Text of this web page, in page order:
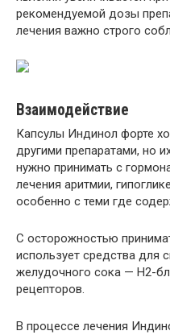
рекомендуемой дозы
лечения важно строго
Взаимодействие
Капсулы Индинол форте
другими препаратами, но
нужно принимать с
лечения аритмии,
особенно с теми где
С осторожностью
использует средства для
желудочного сока — Н2-
рецепторов.
В процессе лечения